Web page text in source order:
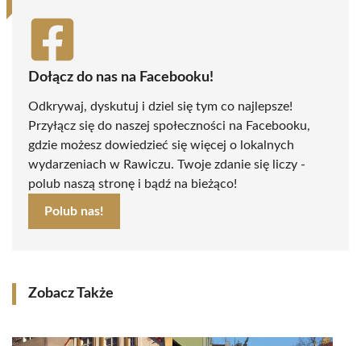
Dołącz do nas na Facebooku!
Odkrywaj, dyskutuj i dziel się tym co najlepsze!
Przyłącz się do naszej społeczności na Facebooku,
gdzie możesz dowiedzieć się więcej o lokalnych
wydarzeniach w Rawiczu. Twoje zdanie się liczy -
polub naszą stronę i bądź na bieżąco!
Polub nas!
Zobacz Także